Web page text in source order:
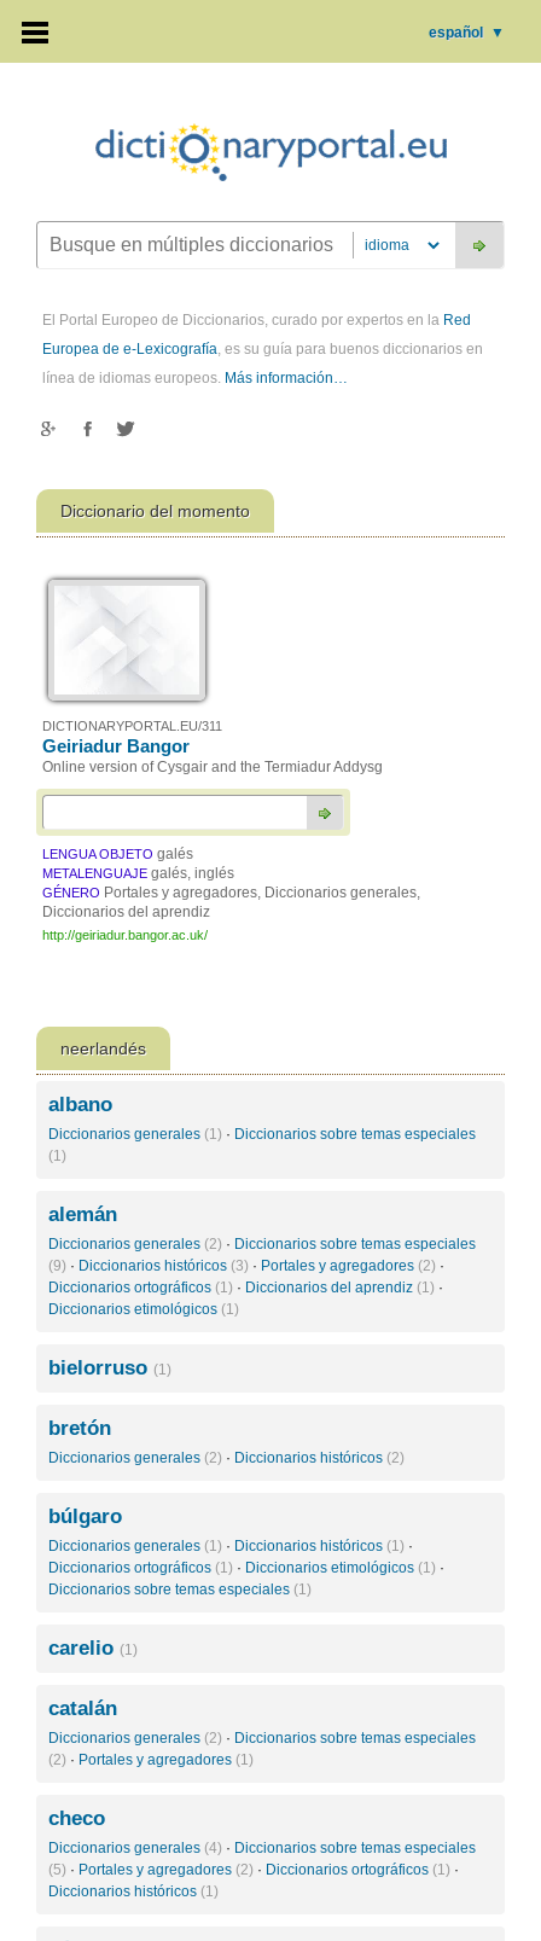
español ▼
El Portal Europeo de Diccionarios, curado por expertos en la Red
Europea de e-Lexicografía, es su guía para buenos diccionarios en
línea de idiomas europeos. Más información…
Diccionario del momento
DICTIONARYPORTAL.EU/311
Geiriadur Bangor
Online version of Cysgair and the Termiadur Addysg
LENGUA OBJETO galés
METALENGUAJE galés, inglés
GÉNERO Portales y agregadores, Diccionarios generales,
Diccionarios del aprendiz
http://geiriadur.bangor.ac.uk/
neerlandés
albano
Diccionarios generales (1) · Diccionarios sobre temas especiales
(1)
alemán
Diccionarios generales (2) · Diccionarios sobre temas especiales
(9) · Diccionarios históricos (3) · Portales y agregadores (2) ·
Diccionarios ortográficos (1) · Diccionarios del aprendiz (1) ·
Diccionarios etimológicos (1)
bielorruso (1)
bretón
Diccionarios generales (2) · Diccionarios históricos (2)
búlgaro
Diccionarios generales (1) · Diccionarios históricos (1) ·
Diccionarios ortográficos (1) · Diccionarios etimológicos (1) ·
Diccionarios sobre temas especiales (1)
carelio (1)
catalán
Diccionarios generales (2) · Diccionarios sobre temas especiales
(2) · Portales y agregadores (1)
checo
Diccionarios generales (4) · Diccionarios sobre temas especiales
(5) · Portales y agregadores (2) · Diccionarios ortográficos (1) ·
Diccionarios históricos (1)